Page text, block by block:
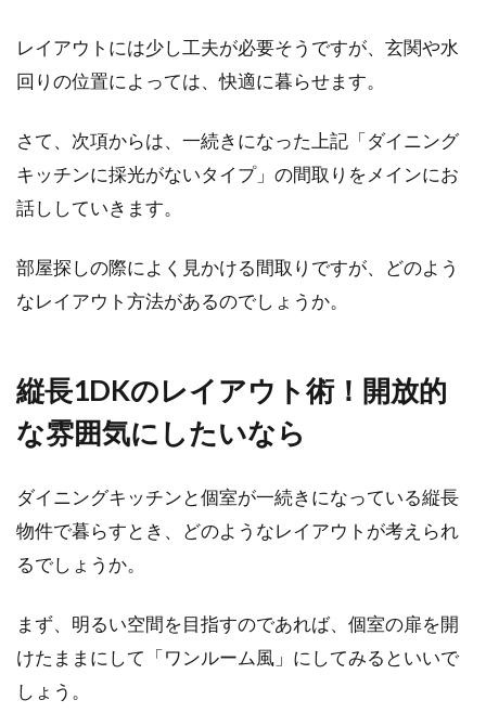
夢のマイホーム実現のためには新
家を購入しようとするとき、新築で家を建てる
一昔前の日本家屋には、ごく普通に神棚が置か
れている光景が見られましたが、近年の住宅の
「鉄は熱いうちに打て」など、日本にはことわ
レイアウトには少し工夫が必要そうですが、玄関や水
回りの位置によっては、快適に暮らせます。
さて、次項からは、一続きになった上記「ダイニング
キッチンに採光がないタイプ」の間取りをメインにお
話ししていきます。
部屋探しの際によく見かける間取りですが、どのよう
なレイアウト方法があるのでしょうか。
縦長1DKのレイアウト術！開放的
な雰囲気にしたいなら
ダイニングキッチンと個室が一続きになっている縦長
物件で暮らすとき、どのようなレイアウトが考えられ
るでしょうか。
まず、明るい空間を目指すのであれば、個室の扉を開
けたままにして「ワンルーム風」にしてみるといいで
しょう。